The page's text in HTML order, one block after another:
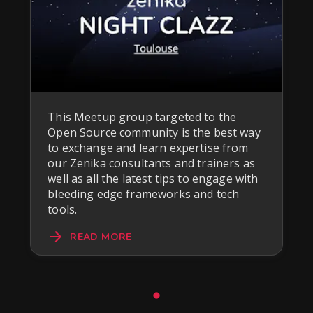
This Meetup group targeted to the
Open Source community is the best way
to exchange and learn expertise from
our Zenika consultants and trainers as
well as all the latest tips to engage with
bleeding edge frameworks and tech
tools.
READ MORE